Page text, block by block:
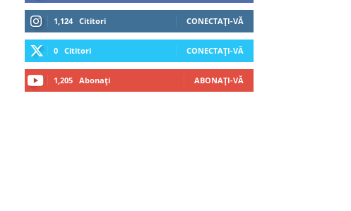
1,124 Cititori CONECTAȚI-VĂ
0 Cititori CONECTAȚI-VĂ
1,205 Abonați ABONAȚI-VĂ